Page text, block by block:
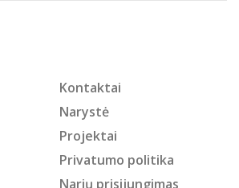
Kontaktai
Narystė
Projektai
Privatumo politika
Narių prisijungimas